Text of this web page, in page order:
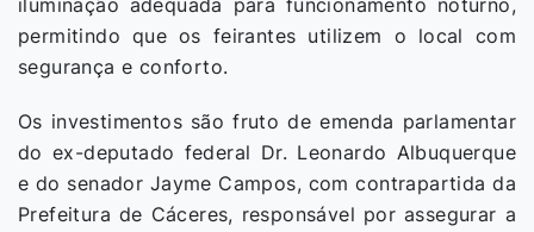
iluminação adequada para funcionamento noturno,
permitindo que os feirantes utilizem o local com
segurança e conforto.
Os investimentos são fruto de emenda parlamentar
do ex-deputado federal Dr. Leonardo Albuquerque
e do senador Jayme Campos, com contrapartida da
Prefeitura de Cáceres, responsável por assegurar a